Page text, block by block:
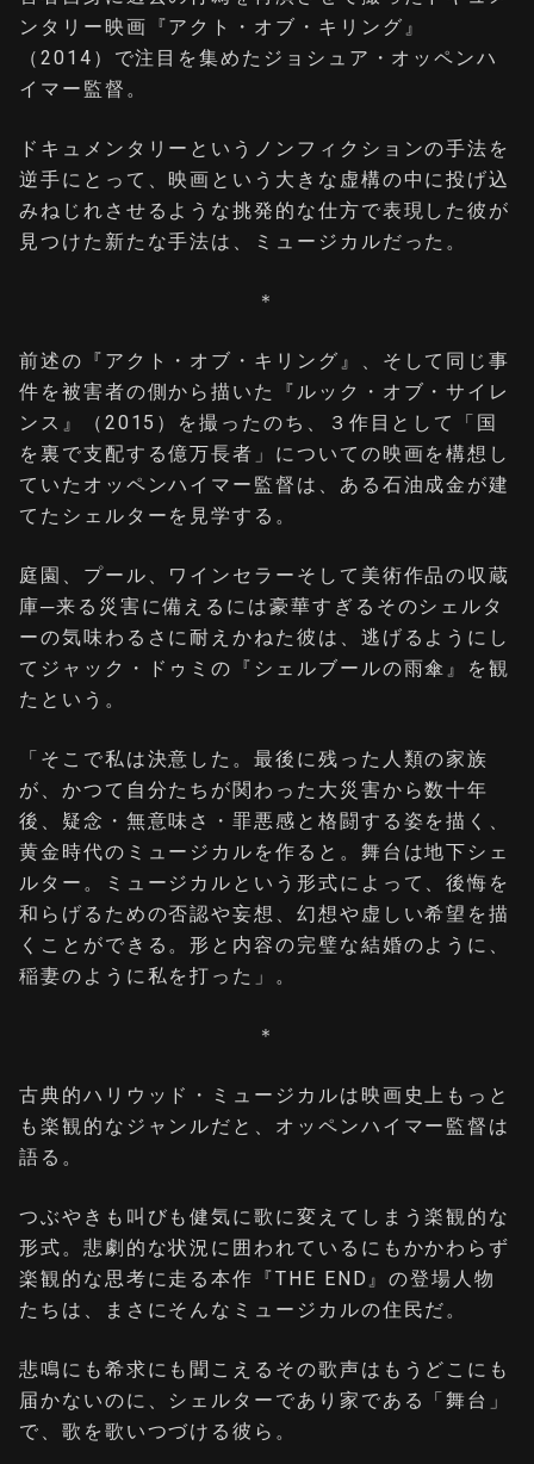
ンタリー映画『アクト・オブ・キリング』
（2014）で注目を集めたジョシュア・オッペンハ
イマー監督。
ドキュメンタリーというノンフィクションの手法を
逆手にとって、映画という大きな虚構の中に投げ込
みねじれさせるような挑発的な仕方で表現した彼が
見つけた新たな手法は、ミュージカルだった。
＊
前述の『アクト・オブ・キリング』、そして同じ事
件を被害者の側から描いた『ルック・オブ・サイレ
ンス』（2015）を撮ったのち、３作目として「国
を裏で支配する億万長者」についての映画を構想し
ていたオッペンハイマー監督は、ある石油成金が建
てたシェルターを見学する。
庭園、プール、ワインセラーそして美術作品の収蔵
庫─来る災害に備えるには豪華すぎるそのシェルタ
ーの気味わるさに耐えかねた彼は、逃げるようにし
てジャック・ドゥミの『シェルブールの雨傘』を観
たという。
「そこで私は決意した。最後に残った人類の家族
が、かつて自分たちが関わった大災害から数十年
後、疑念・無意味さ・罪悪感と格闘する姿を描く、
黄金時代のミュージカルを作ると。舞台は地下シェ
ルター。ミュージカルという形式によって、後悔を
和らげるための否認や妄想、幻想や虚しい希望を描
くことができる。形と内容の完璧な結婚のように、
稲妻のように私を打った」。
＊
古典的ハリウッド・ミュージカルは映画史上もっと
も楽観的なジャンルだと、オッペンハイマー監督は
語る。
つぶやきも叫びも健気に歌に変えてしまう楽観的な
形式。悲劇的な状況に囲われているにもかかわらず
楽観的な思考に走る本作『THE END』の登場人物
たちは、まさにそんなミュージカルの住民だ。
悲鳴にも希求にも聞こえるその歌声はもうどこにも
届かないのに、シェルターであり家である「舞台」
で、歌を歌いつづける彼ら。